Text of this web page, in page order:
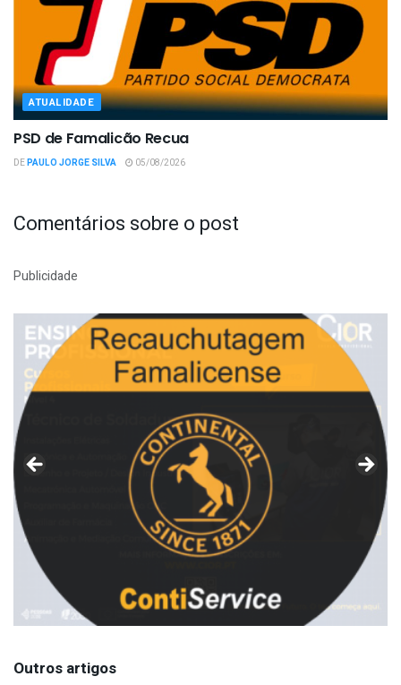
ATUALIDADE
PSD de Famalicão Recua
DEPAULO JORGE SILVA 05/08/2026
Comentários sobre o post
Publicidade
Outros artigos